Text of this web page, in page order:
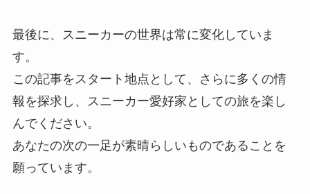
最後に、スニーカーの世界は常に変化していま
す。
この記事をスタート地点として、さらに多くの情
報を探求し、スニーカー愛好家としての旅を楽し
んでください。
あなたの次の一足が素晴らしいものであることを
願っています。